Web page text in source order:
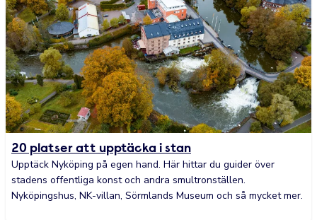
20 platser att upptäcka i stan
Upptäck Nyköping på egen hand. Här hittar du guider över
stadens offentliga konst och andra smultronställen.
Nyköpingshus, NK-villan, Sörmlands Museum och så mycket mer.